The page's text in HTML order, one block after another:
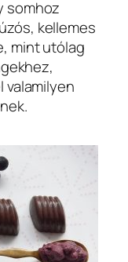
somhoz
kellemes
mint utólag
valamilyen